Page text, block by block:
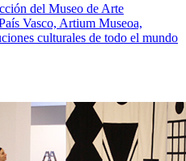
del Museo de Arte
Vasco, Artium Museoa,
culturales de todo el mundo